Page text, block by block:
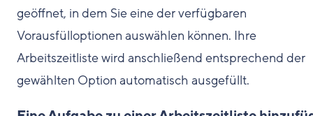
geöffnet, in dem Sie eine der verfügbaren
Vorausfülloptionen auswählen können. Ihre
Arbeitszeitliste wird anschließend entsprechend der
gewählten Option automatisch ausgefüllt.